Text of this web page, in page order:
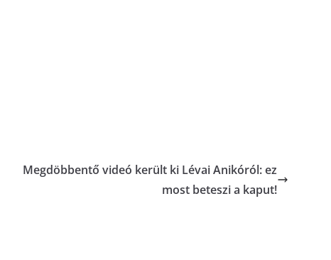
Megdöbbentő videó került ki Lévai Anikóról: ez
most beteszi a kaput!